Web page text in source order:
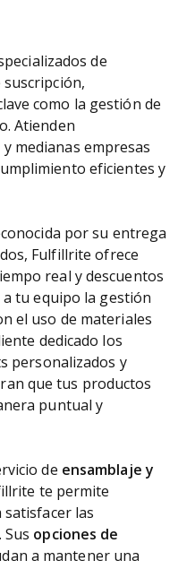
de
suscripción,
como la gestión de
Atienden
medianas empresas
eficientes y
por su entrega
Fulfillrite ofrece
real y descuentos
tu equipo la gestión
el uso de materiales
dedicado los
personalizados y
que tus productos
puntual y
de ensamblaje y
te permite
satisfacer las
Sus opciones de
a mantener una